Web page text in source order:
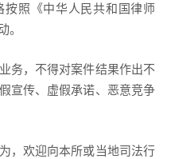
照《中华人民共和国律师
。
务，不得对案件结果作出不
宣传、虚假承诺、恶意竞争
，欢迎向本所或当地司法行